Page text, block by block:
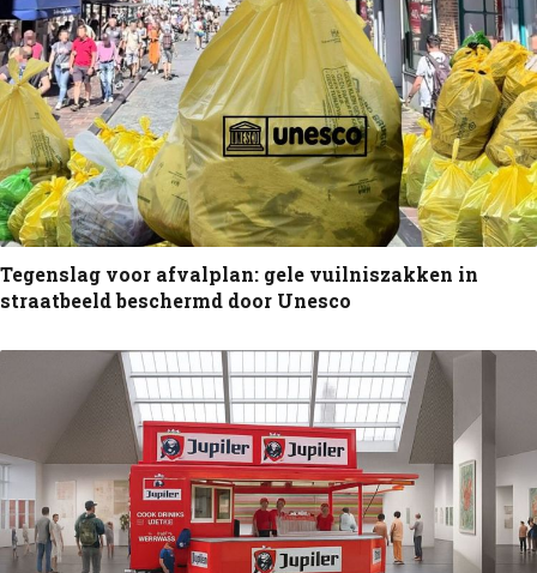
Tegenslag voor afvalplan: gele vuilniszakken in
straatbeeld beschermd door Unesco